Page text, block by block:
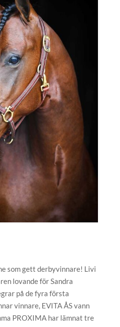
som gett derbyvinnare! Livi
lovande för Sandra
på de fyra första
vinnare, EVITA ÅS vann
PROXIMA har lämnat tre